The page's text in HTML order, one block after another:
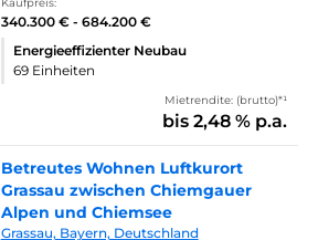
340.300 € - 684.200 €
Energieeffizienter Neubau
69 Einheiten
Mietrendite: (brutto)*¹
bis 2,48 % p.a.
Betreutes Wohnen Luftkurort
Grassau zwischen Chiemgauer
Alpen und Chiemsee
Grassau, Bayern, Deutschland